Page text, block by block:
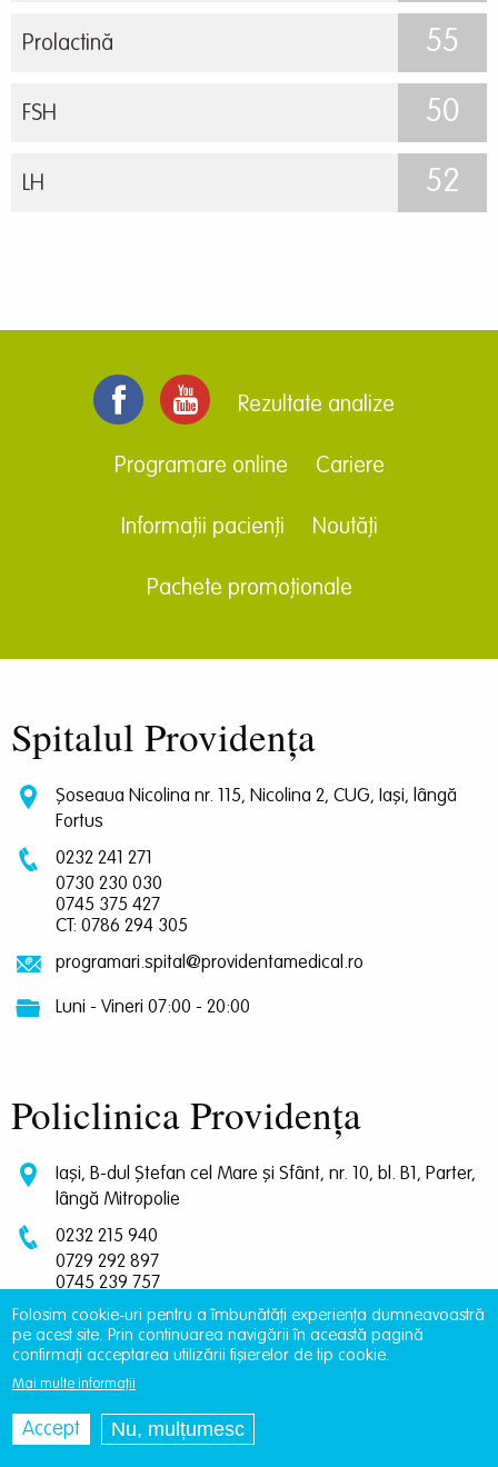
Prolactină 55
FSH 50
LH 52
Rezultate analize
Programare online Cariere
Informații pacienți Noutăți
Pachete promoționale
Spitalul Providența
Șoseaua Nicolina nr. 115, Nicolina 2, CUG, Iași, lângă
Fortus
0232 241 271
0730 230 030
0745 375 427
CT: 0786 294 305
programari.spital@providentamedical.ro
Luni - Vineri 07:00 - 20:00
Policlinica Providența
Iași, B-dul Ștefan cel Mare și Sfânt, nr. 10, bl. B1, Parter,
lângă Mitropolie
0232 215 940
0729 292 897
0745 239 757
0745 065 643
programari.policlinica@providentamedical.ro
Luni - Vineri 07:00 - 20:00
Folosim cookie-uri pentru a îmbunătăți experiența dumneavoastră
pe acest site. Prin continuarea navigării în această pagină
confirmați acceptarea utilizării fișierelor de tip cookie.
Mai multe informații
Accept Nu, mulțumesc